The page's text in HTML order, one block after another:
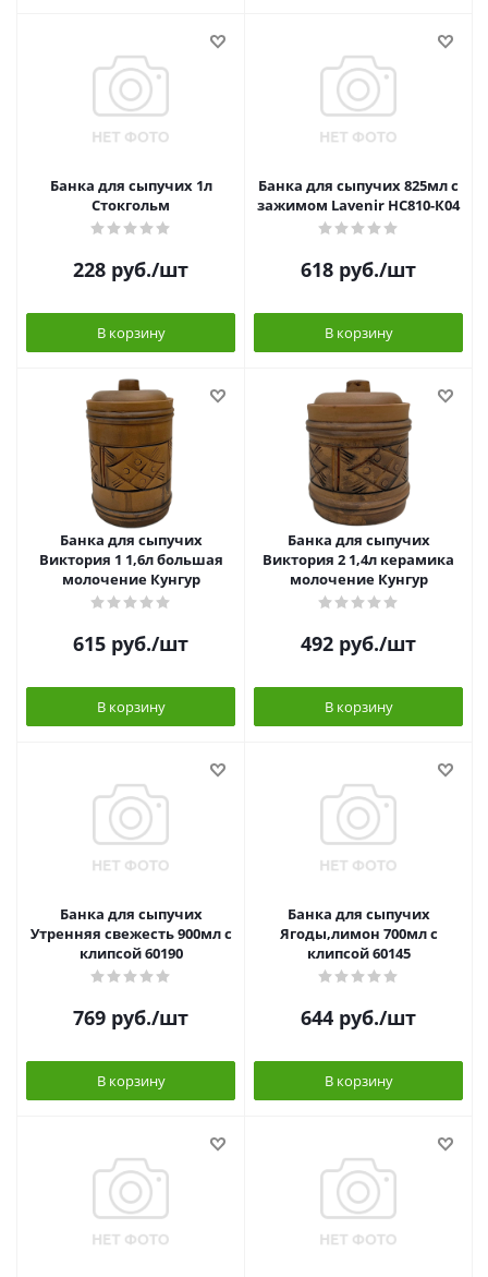
Банка для сыпучих 1л
Стокгольм
228 руб./шт
В корзину
Банка для сыпучих 825мл с
зажимом Lavenir НС810-К04
618 руб./шт
В корзину
Банка для сыпучих
Виктория 1 1,6л большая
молочение Кунгур
615 руб./шт
В корзину
Банка для сыпучих
Виктория 2 1,4л керамика
молочение Кунгур
492 руб./шт
В корзину
Банка для сыпучих
Утренняя свежесть 900мл с
клипсой 60190
769 руб./шт
В корзину
Банка для сыпучих
Ягоды,лимон 700мл с
клипсой 60145
644 руб./шт
В корзину